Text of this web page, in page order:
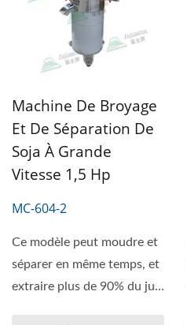
Machine De Broyage
Et De Séparation De
Soja À Grande
Vitesse 1,5 Hp
MC-604-2
Ce modèle peut moudre et
séparer en même temps, et
extraire plus de 90% du jus